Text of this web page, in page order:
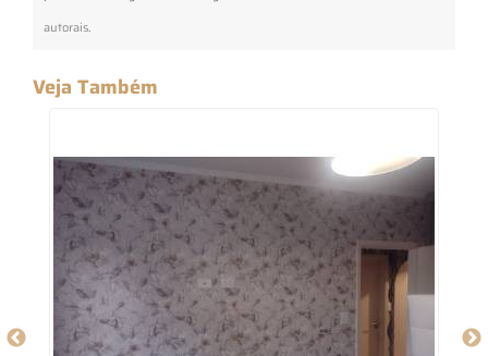
autorais.
Veja Também